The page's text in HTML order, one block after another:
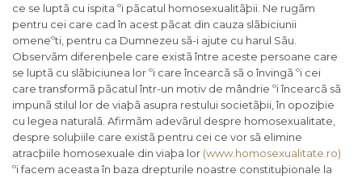
ce se luptã cu ispita ºi pãcatul homosexualitãþii. Ne rugãm
pentru cei care cad în acest pãcat din cauza slãbiciunii
omeneºti, pentru ca Dumnezeu sã-i ajute cu harul Sãu.
Observãm diferenþele care existã între aceste persoane care
se luptã cu slãbiciunea lor ºi care încearcã sã o învingã ºi cei
care transformã pãcatul într-un motiv de mândrie ºi încearcã sã
impunã stilul lor de viaþã asupra restului societãþii, în opoziþie
cu legea naturalã. Afirmãm adevãrul despre homosexualitate,
despre soluþiile care existã pentru cei ce vor sã elimine
atracþiile homosexuale din viaþa lor (www.homosexualitate.ro)
ºi facem aceasta în baza drepturile noastre constituþionale la